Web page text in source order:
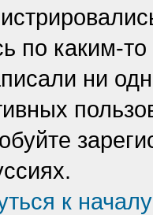
по каким-
ни
к началу